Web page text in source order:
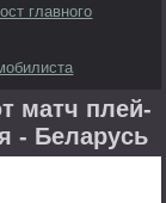
главного
матч плей-
- Беларусь